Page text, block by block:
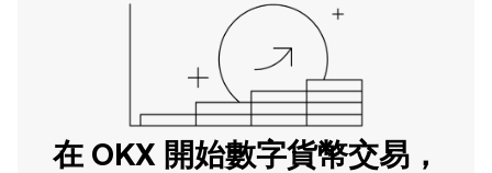
在 OKX 開始數字貨幣交易，